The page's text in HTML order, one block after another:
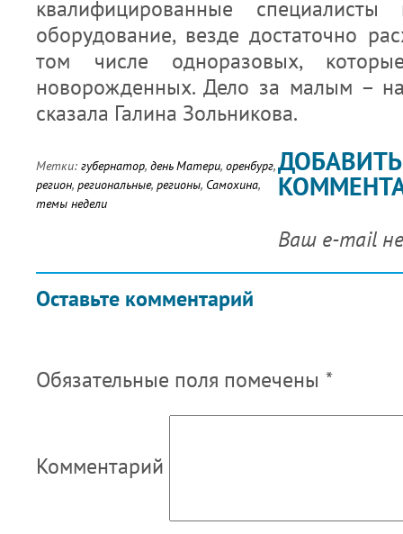
квалифицированные
оборудование, везде достаточно
том числе одноразовых,
новорожденных. Дело за малым –
сказала Галина Зольникова.
Метки: губернатор, день Матери, оренбург,
регион, региональные, регионы, Самохина,
темы недели
Оставьте комментарий
ДОБАВИТЬ
Ваш e-mail
Обязательные поля помечены *
Комментарий